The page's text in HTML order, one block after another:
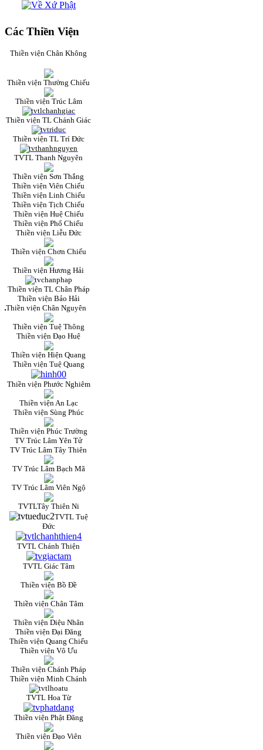
Các Thiền Viện
Thiền viện Chân Không
Thiền viện Thường Chiếu
Thiền viện Trúc Lâm
Thiền viện TL Chánh Giác
Thiền viện TL Trí Đức
TVTL Thanh Nguyên
Thiền viện Sơn Thắng
Thiền viện Viên Chiếu
Thiền viện Linh Chiếu
Thiền viện Tịch Chiếu
Thiền viện Huệ Chiếu
Thiền viện Phổ Chiếu
Thiền viện Liễu Đức
Thiền viện Chơn Chiếu
Thiền viện Hương Hải
Thiền viện TL Chân Pháp
Thiền viện Bảo Hải
Thiền viện Chân Nguyên
Thiền viện Tuệ Thông
Thiền viện Đạo Huệ
Thiền viện Hiện Quang
Thiền viện Tuệ Quang
Thiền viện Phước Nghiêm
Thiền viện An Lạc
Thiền viện Sùng Phúc
Thiền viện Phúc Trường
TV Trúc Lâm Yên Tử
TV Trúc Lâm Tây Thiên
TV Trúc Lâm Bạch Mã
TV Trúc Lâm Viên Ngộ
TVTLTây Thiên Ni
TVTL Tuệ
Đức
TVTL Chánh Thiện
TVTL Giác Tâm
Thiền viện Bồ Đề
Thiền viện Chân Tâm
Thiền viện Diệu Nhân
Thiền viện Đại Đăng
Thiền viện Quang Chiếu
Thiền viện Vô Ưu
Thiền viện Chánh Pháp
Thiền viện Minh Chánh
TVTL Hoa Từ
Thiền viện Phật Đăng
Thiền viện Đạo Viên